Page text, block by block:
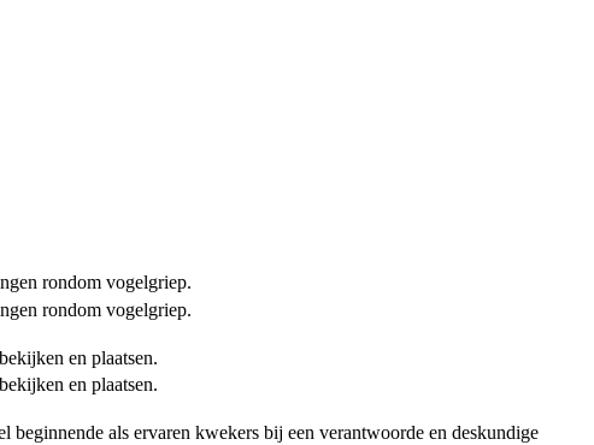
rondom vogelgriep.
rondom vogelgriep.
en plaatsen.
en plaatsen.
als ervaren kwekers bij een verantwoorde en deskundige